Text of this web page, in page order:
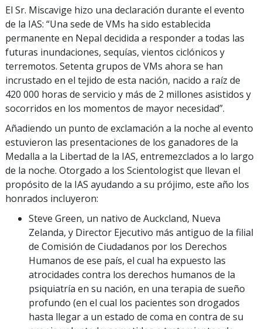
El Sr. Miscavige hizo una declaración durante el evento
de la IAS: “Una sede de VMs ha sido establecida
permanente en Nepal decidida a responder a todas las
futuras inundaciones, sequías, vientos ciclónicos y
terremotos. Setenta grupos de VMs ahora se han
incrustado en el tejido de esta nación, nacido a raíz de
420 000 horas de servicio y más de 2 millones asistidos y
socorridos en los momentos de mayor necesidad”.
Añadiendo un punto de exclamación a la noche al evento
estuvieron las presentaciones de los ganadores de la
Medalla a la Libertad de la IAS, entremezclados a lo largo
de la noche. Otorgado a los Scientologist que llevan el
propósito de la IAS ayudando a su prójimo, este año los
honrados incluyeron:
Steve Green, un nativo de Auckcland, Nueva
Zelanda, y Director Ejecutivo más antiguo de la filial
de Comisión de Ciudadanos por los Derechos
Humanos de ese país, el cual ha expuesto las
atrocidades contra los derechos humanos de la
psiquiatría en su nación, en una terapia de sueño
profundo (en el cual los pacientes son drogados
hasta llegar a un estado de coma en contra de su